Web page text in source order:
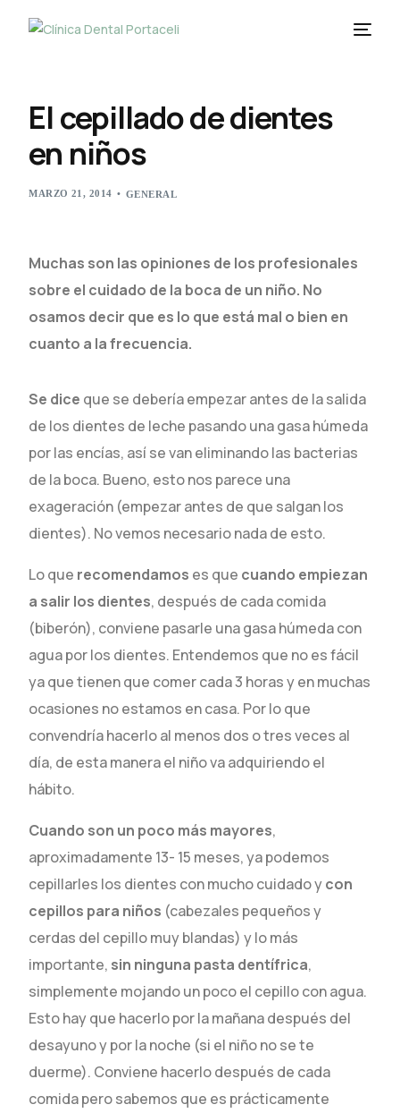
El cepillado de dientes
en niños
MARZO 21, 2014 GENERAL
Muchas son las opiniones de los profesionales
sobre el cuidado de la boca de un niño. No
osamos decir que es lo que está mal o bien en
cuanto a la frecuencia.
Se dice que se debería empezar antes de la salida
de los dientes de leche pasando una gasa húmeda
por las encías, así se van eliminando las bacterias
de la boca. Bueno, esto nos parece una
exageración (empezar antes de que salgan los
dientes). No vemos necesario nada de esto.
Lo que recomendamos es que cuando empiezan
a salir los dientes, después de cada comida
(biberón), conviene pasarle una gasa húmeda con
agua por los dientes. Entendemos que no es fácil
ya que tienen que comer cada 3 horas y en muchas
ocasiones no estamos en casa. Por lo que
convendría hacerlo al menos dos o tres veces al
día, de esta manera el niño va adquiriendo el
hábito.
Cuando son un poco más mayores,
aproximadamente 13- 15 meses, ya podemos
cepillarles los dientes con mucho cuidado ycon
cepillos para niños (cabezales pequeños y
cerdas del cepillo muy blandas) y lo más
importante, sin ninguna pasta dentífrica,
simplemente mojando un poco el cepillo con agua.
Esto hay que hacerlo por la mañana después del
desayuno y por la noche (si el niño no se te
duerme). Conviene hacerlo después de cada
comida pero sabemos que es prácticamente